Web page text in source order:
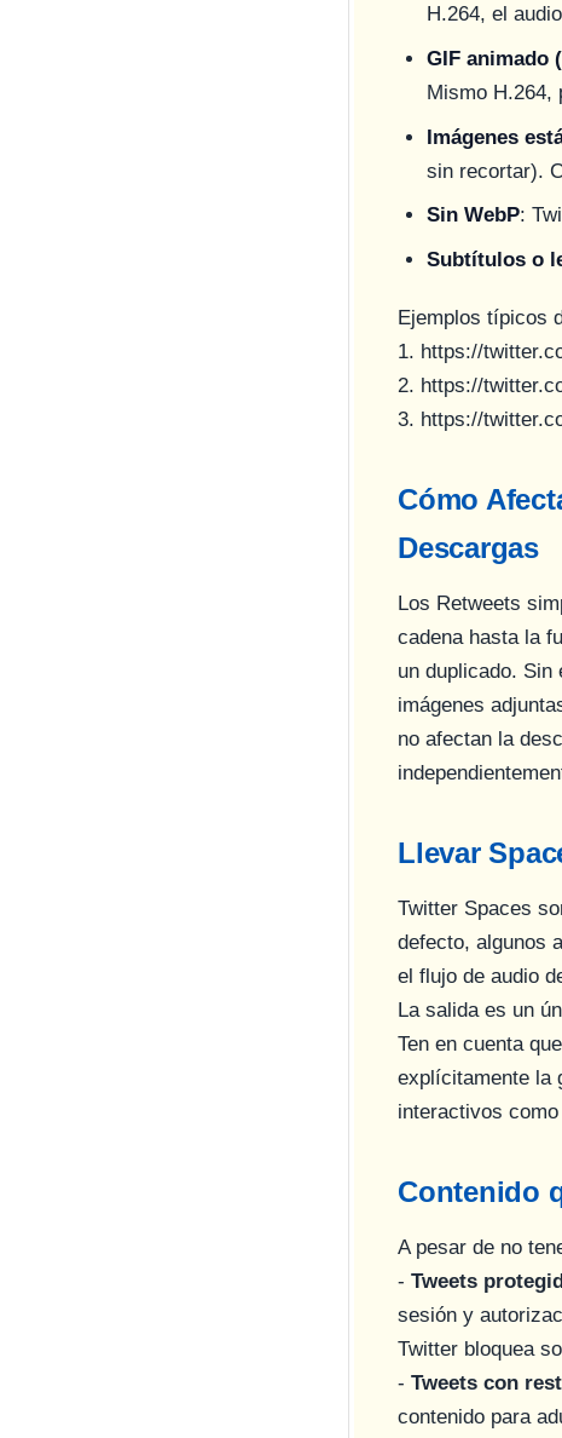
H.264, el
GIF animado
Mismo H.264,
Imágenes
sin recortar).
Sin WebP:
Subtítulos o
Ejemplos típicos
1. https://
2. https://
3. https://
Cómo
Descargas
Los Retweets
cadena hasta la
un duplicado. Sin
imágenes
no afectan la
Llevar
Twitter Spaces
defecto, algunos
el flujo de audio
La salida es un
Ten en cuenta
explícitamente la
interactivos
Contenido
A pesar de no
- Tweets
sesión y
Twitter bloquea
- Tweets con
contenido para